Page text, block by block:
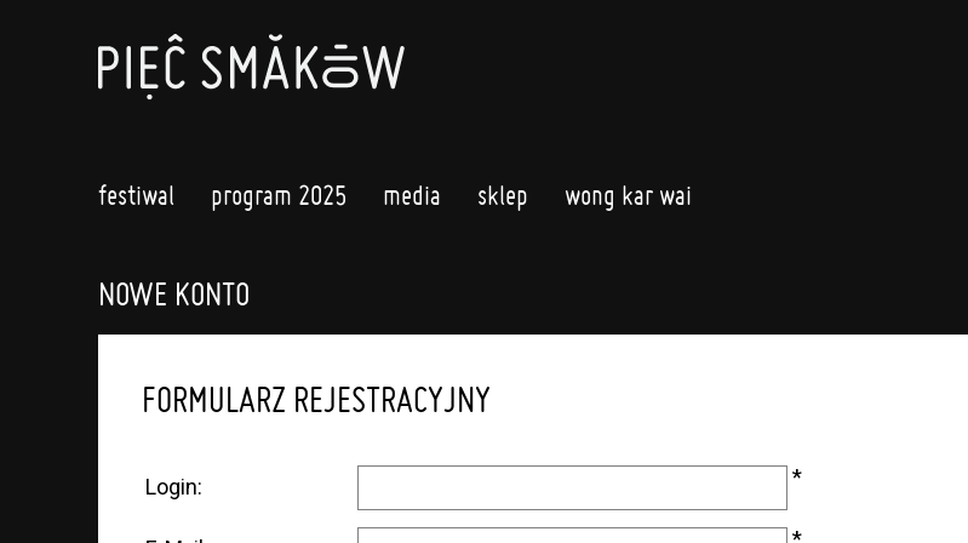
festiwal program 2025 media sklep wong kar wai
NOWE KONTO
FORMULARZ REJESTRACYJNY
Login: *